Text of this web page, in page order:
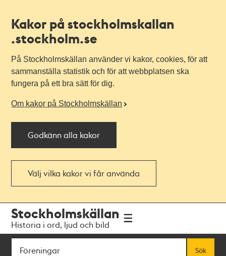
Kakor på stockholmskallan
.stockholm.se
På Stockholmskällan använder vi kakor, cookies, för att
sammanställa statistik och för att webbplatsen ska
fungera på ett bra sätt för dig.
Om kakor på Stockholmskällan
Godkänn alla kakor
Välj vilka kakor vi får använda
navigationen
huvudinnehållet
Stockholmskällan
Historia i ord, ljud och bild
Sök
Sök